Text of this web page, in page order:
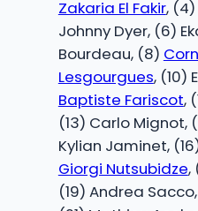
Zakaria El Fakir,
Johnny Dyer, (6)
Bourdeau, (8)
Lesgourgues, (10)
Baptiste Fariscot,
(13) Carlo Mignot,
Kylian Jaminet,
Giorgi Nutsubidze,
(19) Andrea